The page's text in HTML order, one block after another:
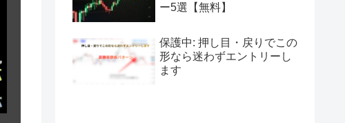
ー5選【無料】
保護中: 押し目・戻りでこの
形なら迷わずエントリーし
ます